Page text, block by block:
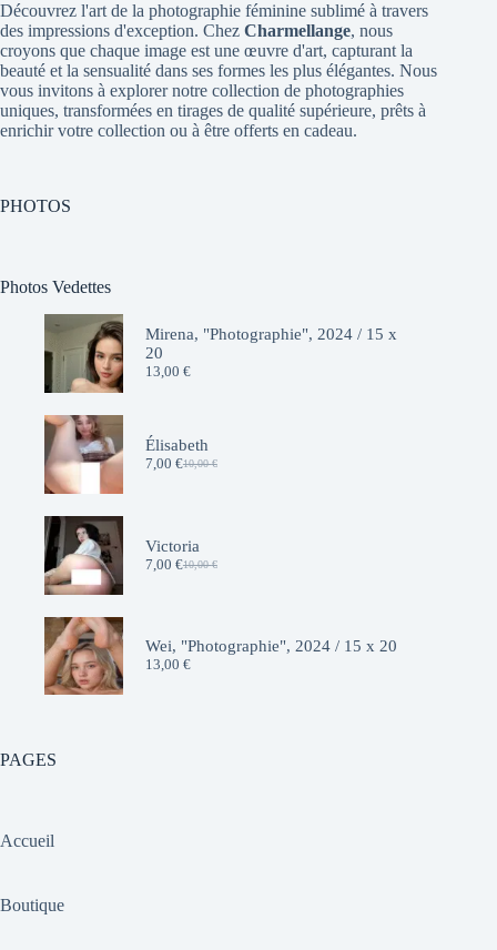
Découvrez l'art de la photographie féminine sublimé à travers
des impressions d'exception. Chez Charmellange, nous
croyons que chaque image est une œuvre d'art, capturant la
beauté et la sensualité dans ses formes les plus élégantes. Nous
vous invitons à explorer notre collection de photographies
uniques, transformées en tirages de qualité supérieure, prêts à
enrichir votre collection ou à être offerts en cadeau.
PHOTOS
Photos Vedettes
Mirena, "Photographie", 2024 / 15 x
20
13,00 €
Élisabeth
10,00€
Le
10,00 €.
7,00 €Le
7,00 €.
Victoria
10,00€
Le
10,00 €.
7,00 €Le
7,00 €.
Wei, "Photographie", 2024 / 15 x 20
13,00 €
PAGES
Accueil
Boutique